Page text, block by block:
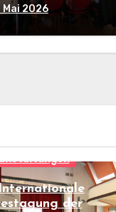
Mai 2026
der